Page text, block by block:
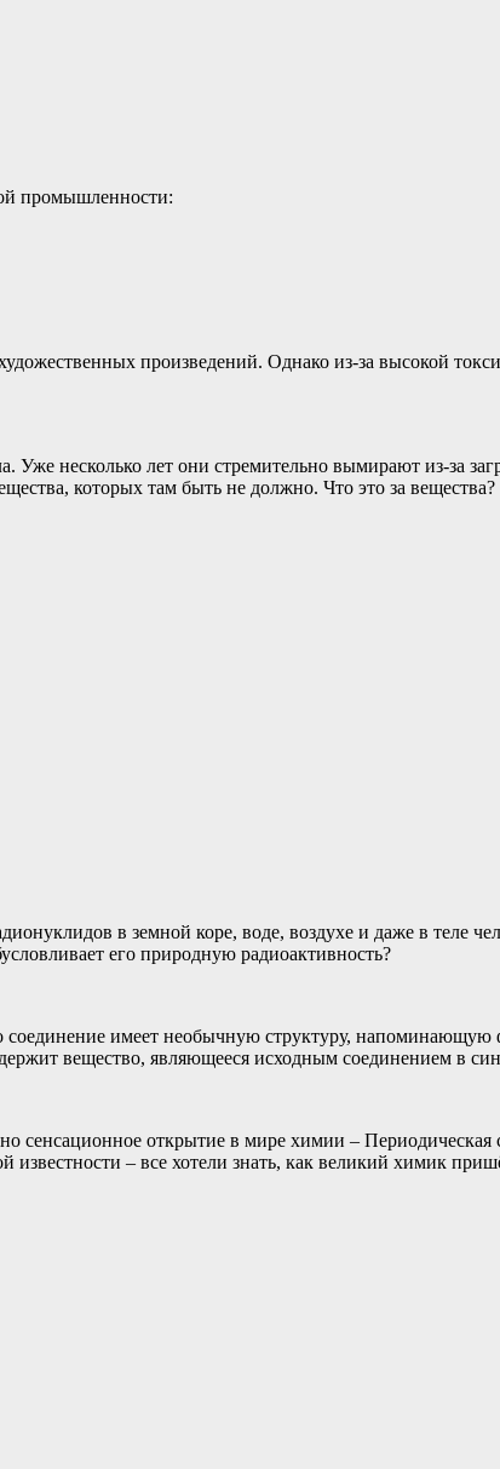
промышленности:
произведений. Однако из-за высокой
несколько лет они стремительно вымирают из-за
которых там быть не должно. Что это за вещества?
в земной коре, воде, воздухе и даже в теле
его природную радиоактивность?
имеет необычную структуру,
вещество, являющееся исходным соединением в
открытие в мире химии – Периодическая
– все хотели знать, как великий химик